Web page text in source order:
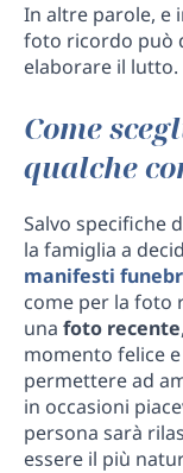
In altre parole, e
foto ricordo può
elaborare il lutto.
Come
qualche
Salvo specifiche
la famiglia a
manifesti
come per la foto
una foto recente
momento felice
permettere ad
in occasioni
persona sarà
essere il più